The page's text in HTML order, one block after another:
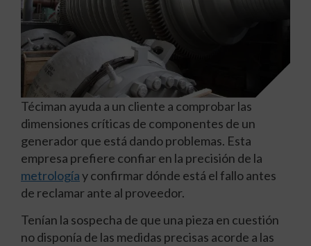
Téciman ayuda a un cliente a comprobar las
dimensiones críticas de componentes de un
generador que está dando problemas. Esta
empresa prefiere confiar en la precisión de la
metrologíay confirmar dónde está el fallo antes
de reclamar ante al proveedor.
Tenían la sospecha de que una pieza en cuestión
no disponía de las medidas precisas acorde a las